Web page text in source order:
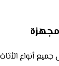
أنواع